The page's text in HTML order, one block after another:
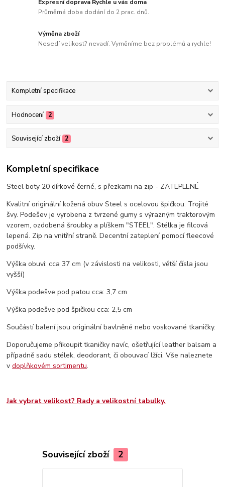
Expresní doprava Rychle u vás doma
Průměrná doba dodání do 2 prac. dnů.
Výměna zboží
Nesedí velikost? nevadí. Vyměníme bez problémů a rychle!
Kompletní specifikace
Hodnocení 2
Související zboží 2
Kompletní specifikace
Steel boty 20 dírkové černé, s přezkami na zip - ZATEPLENÉ
Kvalitní originální kožená obuv Steel s ocelovou špičkou. Trojité
švy. Podešev je vyrobena z tvrzené gumy s výrazným traktorovým
vzorem, ozdobená šroubky a plíškem "STEEL". Stélka je filcová
lepená. Zip na vnitřní straně. Decentní zateplení pomocí fleecové
podšívky.
Výška obuvi: cca 37 cm (v závislosti na velikosti, větší čísla jsou
vyšší)
Výška podešve pod patou cca: 3,7 cm
Výška podešve pod špičkou cca: 2,5 cm
Součástí balení jsou originální bavlněné nebo voskované tkaničky.
Doporučujeme přikoupit tkaničky navíc, ošetřující leather balsam a
případně sadu stélek, deodorant, či obouvací lžíci. Vše naleznete
vdoplňkovém sortimentu.
Jak vybrat velikost? Rady a velikostní tabulky.
Související zboží 2